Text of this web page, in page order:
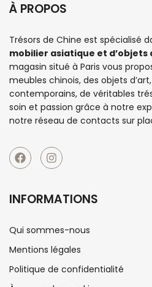
À PROPOS
Trésors de Chine est spécialisé
mobilier asiatique et d’objets
magasin situé à Paris vous
meubles chinois, des objets
contemporains, de véritables
soin et passion grâce à notre
notre réseau de contacts sur
INFORMATIONS
Qui sommes-nous
Mentions légales
Politique de confidentialité